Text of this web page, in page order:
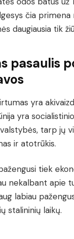
čia primena
daugiausia tik
pasaulis
yra
yra
tarp jų
ir atotrūkis.
tiek
nekalbant apie
labiau
stalininių laikų.